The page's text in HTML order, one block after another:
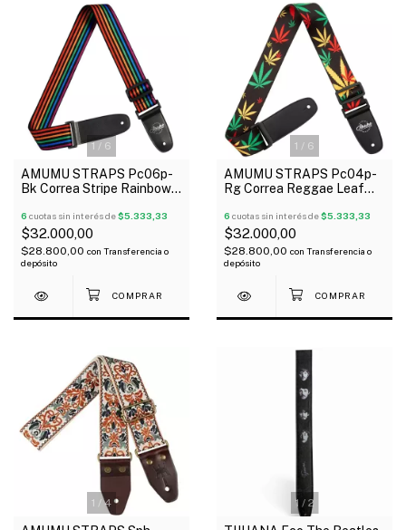
1/ 6
AMUMU STRAPS Pc06p-
Bk Correa Stripe Rainbow
6 cuotas sin interés de$5.333,33
$32.000,00
$28.800,00 con Transferencia o
depósito
1 / 6
AMUMU STRAPS Pc04p-
Rg Correa Reggae Leaf
6 cuotas sin interés de$5.333,33
$32.000,00
$28.800,00 con Transferencia o
depósito
1 /4 1 / 2